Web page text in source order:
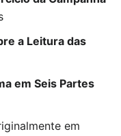
a Leitura das
em Seis Partes
em